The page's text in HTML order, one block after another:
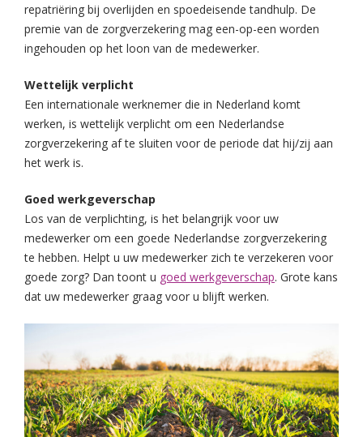
repatriëring bij overlijden en spoedeisende tandhulp. De
premie van de zorgverzekering mag een-op-een worden
ingehouden op het loon van de medewerker.
Wettelijk verplicht
Een internationale werknemer die in Nederland komt
werken, is wettelijk verplicht om een Nederlandse
zorgverzekering af te sluiten voor de periode dat hij/zij aan
het werk is.
Goed werkgeverschap
Los van de verplichting, is het belangrijk voor uw
medewerker om een goede Nederlandse zorgverzekering
te hebben. Helpt u uw medewerker zich te verzekeren voor
goede zorg? Dan toont u goed werkgeverschap. Grote kans
dat uw medewerker graag voor u blijft werken.